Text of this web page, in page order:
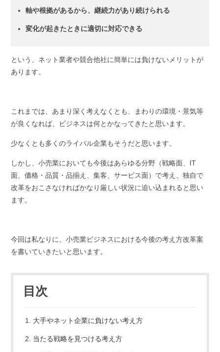
軸や根拠があるから、継続力があり続けられる
変化が起きたときに適切に対応できる
という、ネット業者や競合他社に簡単には負けないメリットが
あります。
これまでは、あまり深く考えなくとも、まわりの環境・景気等
が良くなれば、ビジネスは何とかなってきたと思います。
少なくとも多くのライバル企業もそうだと思います。
しかし、小売業においても今後はあらゆる分野（戦略面、IT
面、価格・品質・品揃え、集客、サービス面）で考え、独自で
改革をおこさなければかなり厳しい状況に追い込まれると思い
ます。
今回は私なりに、小売業ビジネスにおける今後の考え方改革案
を書いていきたいと思います。
目次
大手やネット企業に負けない考え方
当たる戦略を見つける考え方